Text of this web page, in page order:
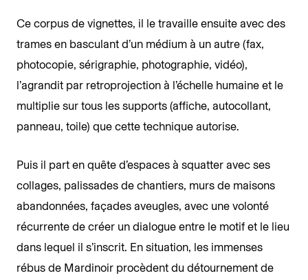
Ce corpus de vignettes, il le travaille ensuite avec des
trames en basculant d’un médium à un autre (fax,
photocopie, sérigraphie, photographie, vidéo),
l’agrandit par retroprojection à l’échelle humaine et le
multiplie sur tous les supports (affiche, autocollant,
panneau, toile) que cette technique autorise.
Puis il part en quête d’espaces à squatter avec ses
collages, palissades de chantiers, murs de maisons
abandonnées, façades aveugles, avec une volonté
récurrente de créer un dialogue entre le motif et le lieu
dans lequel il s’inscrit. En situation, les immenses
rébus de Mardinoir procèdent du détournement de